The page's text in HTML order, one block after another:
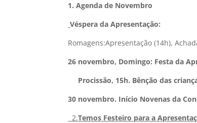
1. Agenda de Novembro
Véspera da Apresentação:
Romagens:Apresentação (14h),
26 novembro, Domingo: Festa da
Procissão, 15h. Bênção das
30 novembro. Início Novenas da
2.Temos Festeiro para a